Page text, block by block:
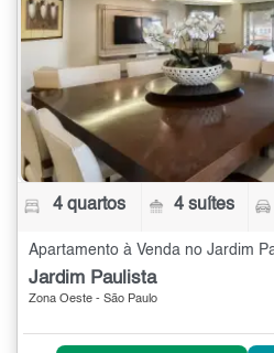
4 quartos 4 suítes
Jardim Paulista
Zona Oeste - São Paulo